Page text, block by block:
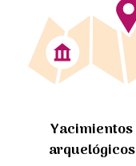
Yacimientos
arquelógicos